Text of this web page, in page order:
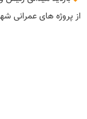
از پروژه های عمرانی شهر